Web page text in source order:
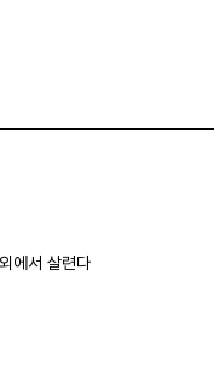
에서 살련다